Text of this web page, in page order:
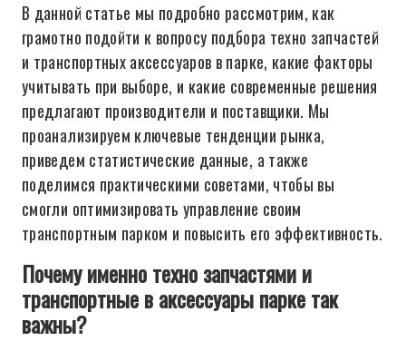
В данной статье мы подробно рассмотрим, как
грамотно подойти к вопросу подбора техно запчастей
и транспортных аксессуаров в парке, какие факторы
учитывать при выборе, и какие современные решения
предлагают производители и поставщики. Мы
проанализируем ключевые тенденции рынка,
приведем статистические данные, а также
поделимся практическими советами, чтобы вы
смогли оптимизировать управление своим
транспортным парком и повысить его эффективность.
Почему именно техно запчастями и
транспортные в аксессуары парке так
важны?